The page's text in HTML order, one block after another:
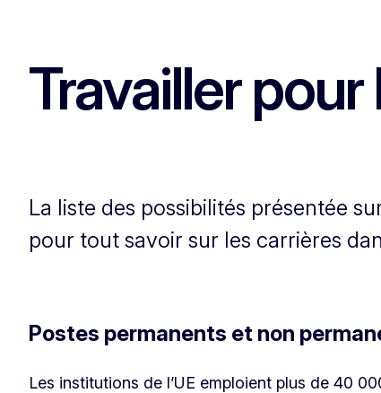
Travailler
La liste des possibilités présentée
pour tout savoir sur les carrières
Postes permanents et non
Les institutions de l’UE emploient plus de 40